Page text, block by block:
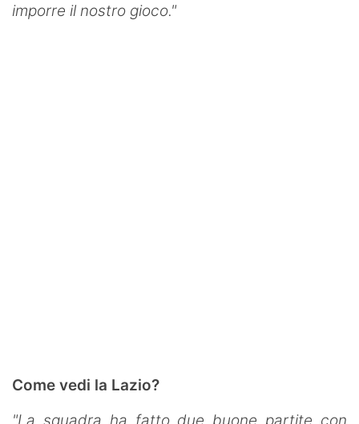
imporre il nostro gioco."
Come vedi la Lazio?
"La squadra ha fatto due buone partite con